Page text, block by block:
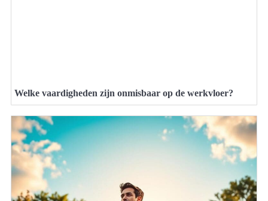
Welke vaardigheden zijn onmisbaar op de werkvloer?